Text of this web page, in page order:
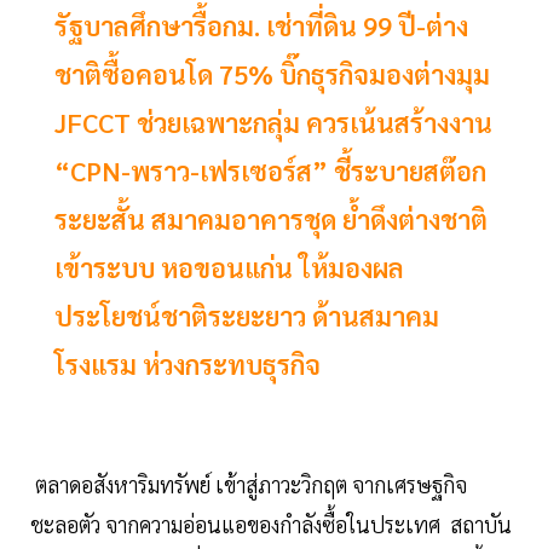
รัฐบาลศึกษารื้อกม. เช่าที่ดิน 99 ปี-ต่าง
ชาติซื้อคอนโด 75% บิ๊กธุรกิจมองต่างมุม
JFCCT ช่วยเฉพาะกลุ่ม ควรเน้นสร้างงาน
“CPN-พราว-เฟรเซอร์ส” ชี้ระบายสต๊อก
ระยะสั้น สมาคมอาคารชุด ย้ำดึงต่างชาติ
เข้าระบบ หอขอนแก่น ให้มองผล
ประโยชน์ชาติระยะยาว ด้านสมาคม
โรงแรม ห่วงกระทบธุรกิจ
ตลาดอสังหาริมทรัพย์ เข้าสู่ภาวะวิกฤต จากเศรษฐกิจ
ชะลอตัว จากความอ่อนแอของกำลังซื้อในประเทศ สถาบัน